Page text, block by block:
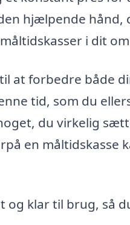
hjælpende hånd,
i dit
at forbedre både
tid, som du
du virkelig
en måltidskasse
klar til brug, så